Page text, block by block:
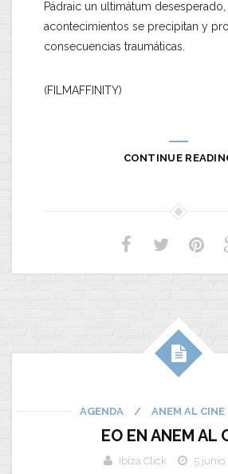
Pádraic un ultimátum
acontecimientos se precipitan y
consecuencias traumáticas.
(FILMAFFINITY)
CONTINUE
AGENDA / ANEM AL CINE
EO EN ANEM AL
Ibiza Click
5